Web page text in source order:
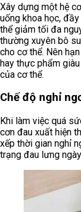
Xây dựng một hệ
uống khoa học,
thể giảm tối đa
thường xuyên bô
cho cơ thể. Nên
hay thực phẩm
của cơ thể.
Chế độ nghỉ
Khi làm việc quá
cơn đau xuất hiện
xếp thời gian nghỉ
trạng đau lưng